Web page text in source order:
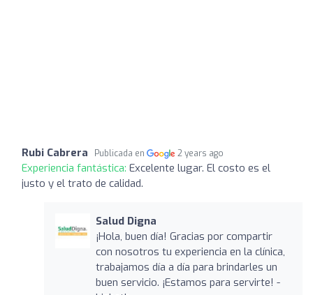
Rubi Cabrera Publicada en 2 years ago
Experiencia fantástica: Excelente lugar. El costo es el
justo y el trato de calidad.
Salud Digna
¡Hola, buen día! Gracias por compartir
con nosotros tu experiencia en la clínica,
trabajamos día a día para brindarles un
buen servicio. ¡Estamos para servirte! -